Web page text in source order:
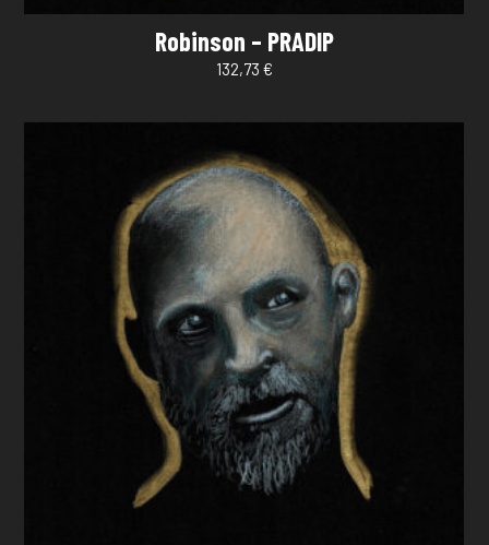
Robinson – PRADIP
132,73 €